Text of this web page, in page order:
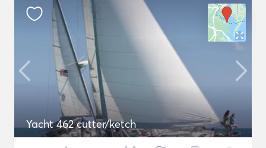
Yacht 462 cutter/ketch